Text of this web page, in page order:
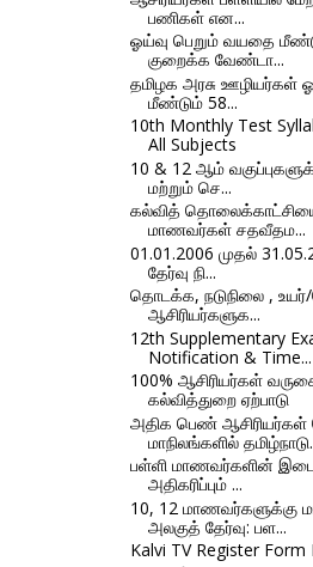
பணிகள் என...
ஓய்வு பெறும் வயதை
குறைக்க வேண்டா...
தமிழக அரசு ஊழியர்கள்
மீண்டும் 58...
10th Monthly Test
All Subjects
10 & 12 ஆம்
மற்றும் செ...
கல்வித்
மாணவர்கள் சதவீதம...
01.01.2006 முதல்
தேர்வு நி...
தொடக்க, நடுநிலை , உயர்/
ஆசிரியர்களுக...
12th Supplementary
Notification & Time...
100% ஆசிரியர்கள்
கல்வித்துறை ஏற்பாடு
அதிக பெண்
மாநிலங்களில்
பள்ளி மாணவர்களின்
அதிகரிப்பும் ...
10, 12 மாணவர்களுக்கு
அலகுத் தேர்வு: பள...
Kalvi TV Register